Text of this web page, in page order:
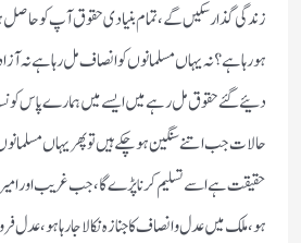
زندگی گذارسکیں گے،تمام بنیادی حقوق آپ کو حاصل
ہورہاہے؟نہ یہاں مسلمانوں کو انصاف مل رہا ہے نہ
دئیے گئے حقوق مل رہے میں ایسے میں ہمارے پاس
حالات جب اتنے سنگین ہوچکے ہیں تو پھر یہاں
حقیقت ہے اسے تسلیم کرنا پڑے گا،جب غریب اور
ہو،ملک میں عدل وانصاف کا جنازہ نکالا جارہا